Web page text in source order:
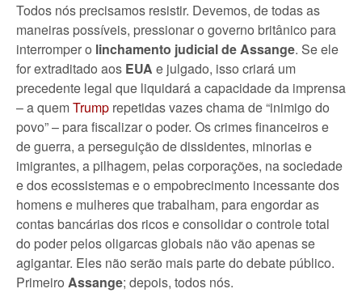
Todos nós precisamos resistir. Devemos, de todas as
maneiras possíveis, pressionar o governo britânico para
interromper o linchamento judicial de Assange. Se ele
for extraditado aos EUA e julgado, isso criará um
precedente legal que liquidará a capacidade da imprensa
– a quemTrump repetidas vazes chama de “inimigo do
povo” – para fiscalizar o poder. Os crimes financeiros e
de guerra, a perseguição de dissidentes, minorias e
imigrantes, a pilhagem, pelas corporações, na sociedade
e dos ecossistemas e o empobrecimento incessante dos
homens e mulheres que trabalham, para engordar as
contas bancárias dos ricos e consolidar o controle total
do poder pelos oligarcas globais não vão apenas se
agigantar. Eles não serão mais parte do debate público.
Primeiro Assange; depois, todos nós.